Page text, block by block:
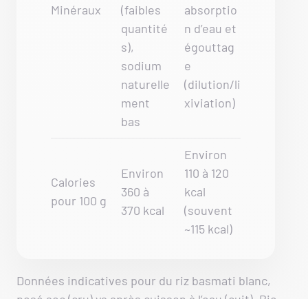
Minéraux
(faibles
quantité
s),
sodium
naturelle
ment
bas
absorptio
n d’eau et
égouttag
e
(dilution/li
xiviation)
Calories
pour 100 g
Environ
360 à
370 kcal
Environ
110 à 120
kcal
(souvent
~115 kcal)
Données indicatives pour du riz basmati blanc,